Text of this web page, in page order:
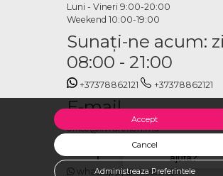
Accept
Cancel
Administreaza Preferintele
data, ora și adresa de livrare și plasezi comanda.
perfect și să creeze un moment de neuitat.
Luni - Vineri 9:00-20:00
Weekend 10:00-19:00
Sunaţi-ne acum:
08:00 - 21:00
+37378862121 +37378862121
E-mail
office@livrareflori.md
Ne puteți
whatsapp, messenger
Salut, cu ce te
ajuta?